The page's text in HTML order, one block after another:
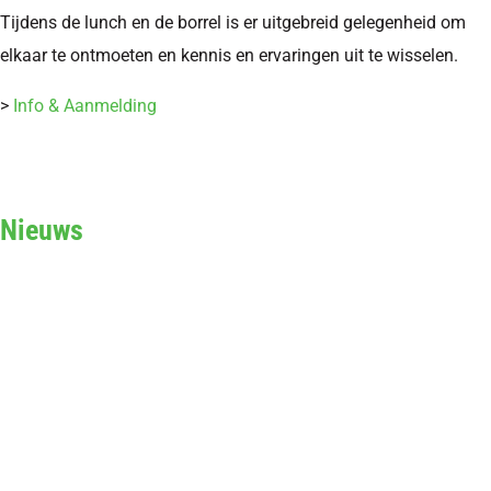
Tijdens de lunch en de borrel is er uitgebreid gelegenheid om
elkaar te ontmoeten en kennis en ervaringen uit te wisselen.
> Info & Aanmelding
Nieuws